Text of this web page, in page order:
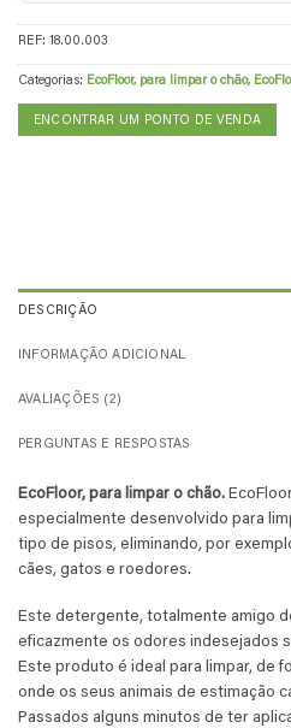
REF: 18.00.003
Categorias: EcoFloor, para limpar o chão,
ENCONTRAR UM PONTO DE VENDA
DESCRIÇÃO
INFORMAÇÃO ADICIONAL
AVALIAÇÕES (2)
PERGUNTAS E RESPOSTAS
EcoFloor, para limpar o chão.
especialmente desenvolvido para
tipo de pisos, eliminando, por
cães, gatos e roedores.
Este detergente, totalmente amigo
eficazmente os odores indesejados
Este produto é ideal para limpar, de
onde os seus animais de estimação
Passados alguns minutos de ter